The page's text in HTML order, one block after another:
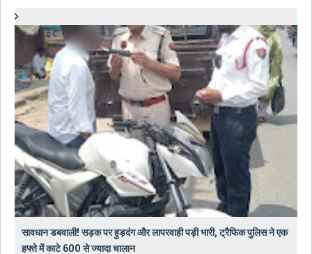
सावधान डबवाली! सड़क पर हुड़दंग और लापरवाही पड़ी भारी, ट्रैफिक पुलिस ने एक
हफ्ते में काटे 600 से ज्यादा चालान